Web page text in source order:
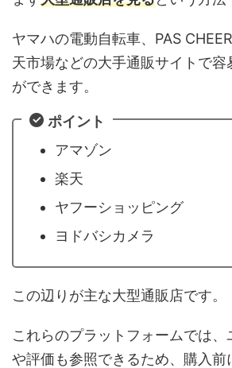
ヤマハの電動自転車、PAS
天市場などの大手通販サイトで容
ができます。
ポイント
アマゾン
楽天
ヤフーショッピング
ヨドバシカメラ
この辺りが主な大型通販店です。
これらのプラットフォームでは、
や評価も参照できるため、購入前